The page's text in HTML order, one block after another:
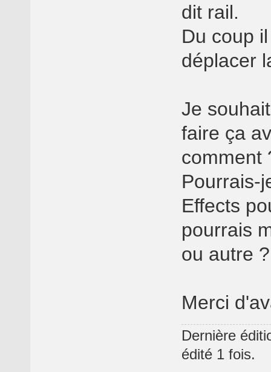
dit rail.
Du coup
déplacer
Je
faire ça
comment
Pourrais-
Effects
pourrais
ou autre ?
Merci
Dernière
édité 1 fois.